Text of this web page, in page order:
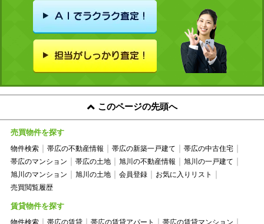
このページの先頭へ
売買物件を探す
物件検索 帯広の不動産情報 帯広の新築一戸建て
帯広の中古住宅
帯広のマンション
帯広の土地 旭川の不動産情報
旭川の一戸建て
旭川のマンション
旭川の土地 会員登録
お気に入りリスト
売買閲覧履歴
賃貸物件を探す